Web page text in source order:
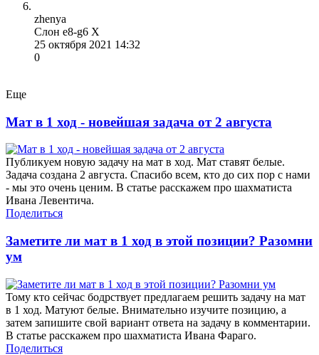
zhenya
Слон e8-g6 X
25 октября 2021 14:32
0
Еще
Мат в 1 ход - новейшая задача от 2 августа
Публикуем новую задачу на мат в ход. Мат ставят белые.
Задача создана 2 августа. Спасибо всем, кто до сих пор с нами
- мы это очень ценим. В статье расскажем про шахматиста
Ивана Левентича.
Поделиться
Заметите ли мат в 1 ход в этой позиции? Разомни
ум
Тому кто сейчас бодрствует предлагаем решить задачу на мат
в 1 ход. Матуют белые. Внимательно изучите позицию, а
затем запишите свой вариант ответа на задачу в комментарии.
В статье расскажем про шахматиста Ивана Фараго.
Поделиться